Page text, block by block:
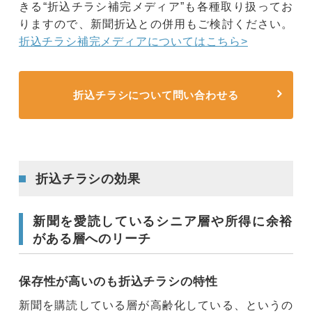
きる“折込チラシ補完メディア”も各種取り扱ってお
りますので、新聞折込との併用もご検討ください。
折込チラシ補完メディアについてはこちら>
折込チラシについて問い合わせる
折込チラシの効果
新聞を愛読しているシニア層や所得に余裕
がある層へのリーチ
保存性が高いのも折込チラシの特性
新聞を購読している層が高齢化している、というの